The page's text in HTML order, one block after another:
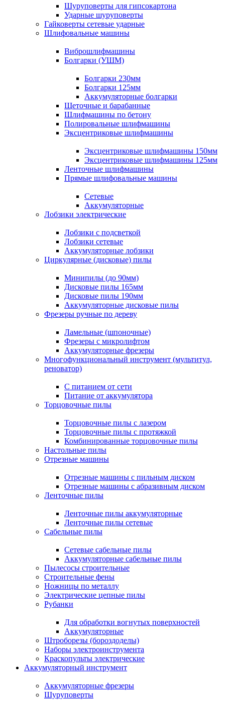
Шуруповерты для гипсокартона
Ударные шуруповерты
Гайковерты сетевые ударные
Шлифовальные машины
Виброшлифмашины
Болгарки (УШМ)
Болгарки 230мм
Болгарки 125мм
Аккумуляторные болгарки
Щеточные и барабанные
Шлифмашины по бетону
Полировальные шлифмашины
Эксцентриковые шлифмашины
Эксцентриковые шлифмашины 150мм
Эксцентриковые шлифмашины 125мм
Ленточные шлифмашины
Прямые шлифовальные машины
Сетевые
Аккумуляторные
Лобзики электрические
Лобзики с подсветкой
Лобзики сетевые
Аккумуляторные лобзики
Циркулярные (дисковые) пилы
Минипилы (до 90мм)
Дисковые пилы 165мм
Дисковые пилы 190мм
Аккумуляторные дисковые пилы
Фрезеры ручные по дереву
Ламельные (шпоночные)
Фрезеры с микролифтом
Аккумуляторные фрезеры
Многофункциональный инструмент (мультитул,
реноватор)
С питанием от сети
Питание от аккумулятора
Торцовочные пилы
Торцовочные пилы с лазером
Торцовочные пилы с протяжкой
Комбинированные торцовочные пилы
Настольные пилы
Отрезные машины
Отрезные машины с пильным диском
Отрезные машины с абразивным диском
Ленточные пилы
Ленточные пилы аккумуляторные
Ленточные пилы сетевые
Сабельные пилы
Сетевые сабельные пилы
Аккумуляторные сабельные пилы
Пылесосы строительные
Строительные фены
Ножницы по металлу
Электрические цепные пилы
Рубанки
Для обработки вогнутых поверхностей
Аккумуляторные
Штроборезы (бороздоделы)
Наборы электроинструмента
Краскопульты электрические
Аккумуляторный инструмент
Аккумуляторные фрезеры
Шуруповерты